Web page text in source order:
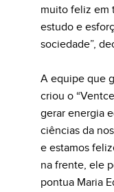
muito feliz em
estudo e
sociedade”,
A equipe que
criou o
gerar energia
ciências da
e estamos
na frente, ele
pontua Maria